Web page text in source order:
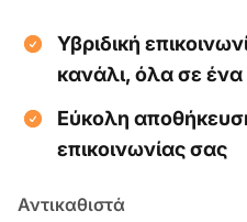
Υβριδική
κανάλι, όλα σε
Εύκολη
επικοινωνίας σας
Αντικαθιστά